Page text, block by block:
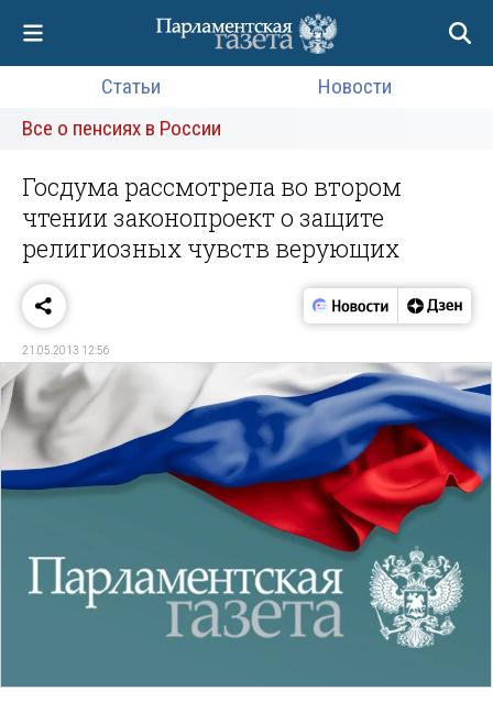
Статьи
Новости
Все о пенсиях в России
Госдума рассмотрела во втором
чтении законопроект о защите
религиозных чувств верующих
21.05.2013 12:56